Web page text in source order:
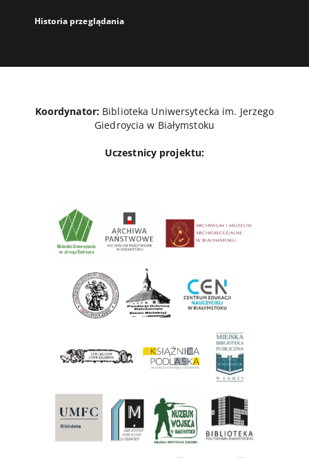
Historia przeglądania
Koordynator: Biblioteka Uniwersytecka im. Jerzego
Giedroycia w Białymstoku
Uczestnicy projektu: